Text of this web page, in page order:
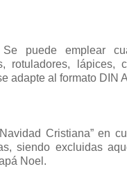
Se puede emplear
rotuladores, lápices,
adapte al formato DIN
Cristiana” en
siendo excluidas
Noel.